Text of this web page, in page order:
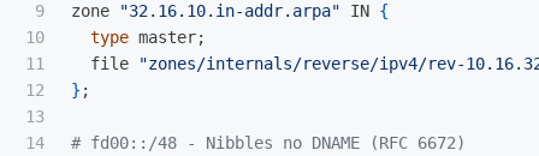
9
10
11
12
13
14
zone
"32.16.10.in-addr.arpa" IN {
type master;
  file
"zones/internals/reverse/ipv4/rev-
} ;
# fd00::/48 - Nibbles no DNAME (RFC 6672)